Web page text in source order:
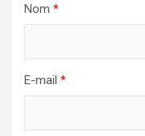
Nom *
E-mail *